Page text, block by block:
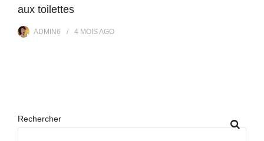
aux toilettes
ADMIN6 4 MOISAGO
Rechercher